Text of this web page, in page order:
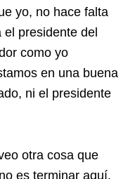
yo, no hace falta
presidente del
como yo
en una buena
ni el presidente
otra cosa que
es terminar aquí.